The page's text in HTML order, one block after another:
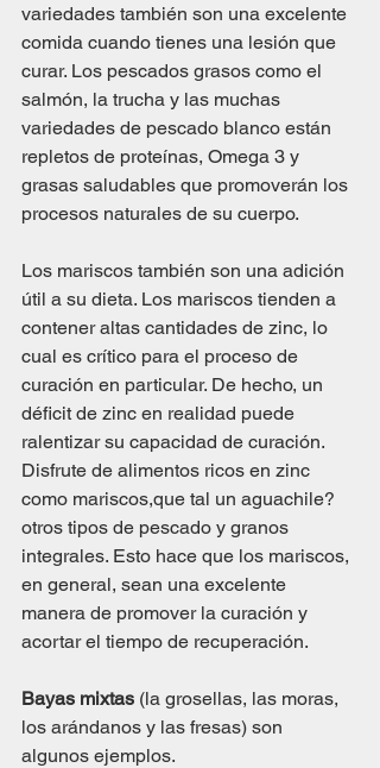
variedades también son una excelente
comida cuando tienes una lesión que
curar. Los pescados grasos como el
salmón, la trucha y las muchas
variedades de pescado blanco están
repletos de proteínas, Omega 3 y
grasas saludables que promoverán los
procesos naturales de su cuerpo.
Los mariscos también son una adición
útil a su dieta. Los mariscos tienden a
contener altas cantidades de zinc, lo
cual es crítico para el proceso de
curación en particular. De hecho, un
déficit de zinc en realidad puede
ralentizar su capacidad de curación.
Disfrute de alimentos ricos en zinc
como mariscos,que tal un aguachile?
otros tipos de pescado y granos
integrales. Esto hace que los mariscos,
en general, sean una excelente
manera de promover la curación y
acortar el tiempo de recuperación.
Bayas mixtas (la grosellas, las moras,
los arándanos y las fresas) son
algunos ejemplos.